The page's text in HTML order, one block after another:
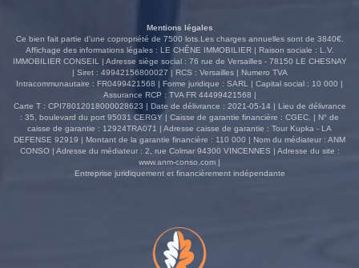
Mentions légales
Ce bien fait partie d'une copropriété de 7500 lots.Les charges annuelles sont de 3840€.
Affichage des informations légales : LE CHÊNE IMMOBILIER | Raison sociale : L.V.
IMMOBILIER CONSEIL | Adresse siège social : 76 rue de Versailles - 78150 LE CHESNAY
| Siret : 49942156800027 | RCS : Versailles | Numero TVA
Intracommunautaire : FR0499421568 | Forme juridique : SARL | Capital social : 10 000 |
Assurance RCP : TVA FR 44499421568 |
Carte T : CPI78012018000028623 | Date de délivrance : 2021-05-14 | Lieu de délivrance
: 35, boulevard du port 95031 CERGY | Caisse de garantie financière : CGEC. | N° de
caisse de garantie : 12924TRA071 | Adresse caisse de garantie : Tour Kupka - LA
DEFENSE 92919 | Montant de la garantie financière : 110 000 | Nom du médiateur : ANM
CONSO | Adresse du médiateur : 2, rue Colmar 94300 VINCENNES | Adresse du site :
www.anm-conso.com |
Entreprise juridiquement et financièrement indépendante